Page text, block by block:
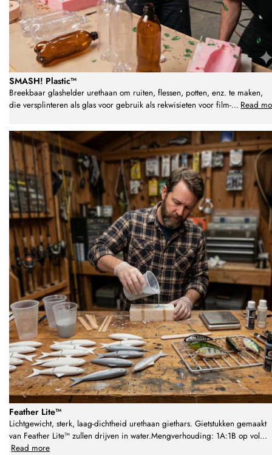
SMASH! Plastic™
Breekbaar glashelder urethaan om ruiten, flessen, potten, enz. te maken,
die versplinteren als glas voor gebruik als rekwisieten voor film-... Read
Feather Lite™
Lichtgewicht, sterk, laag-dichtheid urethaan giethars. Gietstukken gemaakt
van Feather Lite™ zullen drijven in water.Mengverhouding: 1A:1B op vol...
Read more